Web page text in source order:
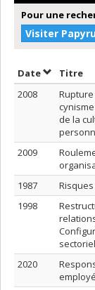
Pour une
Visiter
DateTrier par
Titre
2008
de la
2009
1987
1998
2020